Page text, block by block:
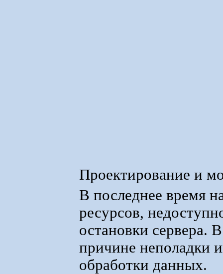
Проектирование и
В последнее время
ресурсов,
остановки сервера.
причине неполадки
обработки данных.